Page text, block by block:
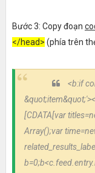
Bước 3: Copy đoạn
</head> (phía trên
<b:if
&quot;item&quot;'>
[CDATA[var
Array();var